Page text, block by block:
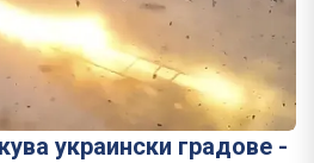
украински градове -